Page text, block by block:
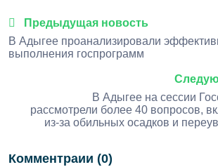
Предыдущая новость
В Адыгее проанализировали
выполнения госпрограмм
В Адыгее на сессии
рассмотрели более 40 вопросов,
из-за обильных осадков и
Комментраии (0)